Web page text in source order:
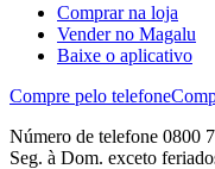
Comprar na loja
Vender no Magalu
Baixe o aplicativo
Compre pelo telefone
Número de telefone 0800
Seg. à Dom. exceto